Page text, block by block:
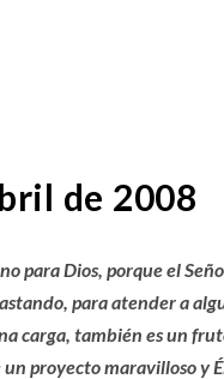
de 2008
para Dios, porque el
para atender a
carga, también es un
proyecto maravilloso y